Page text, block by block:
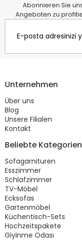
Abonnieren Sie
Angeboten zu
Unternehmen
Über uns
Blog
Unsere Filialen
Kontakt
Beliebte Kategorien
Sofagarnituren
Esszimmer
Schlafzimmer
TV-Möbel
Ecksofas
Gartenmöbel
Küchentisch-Sets
Hochzeitspakete
Giyinme Odası